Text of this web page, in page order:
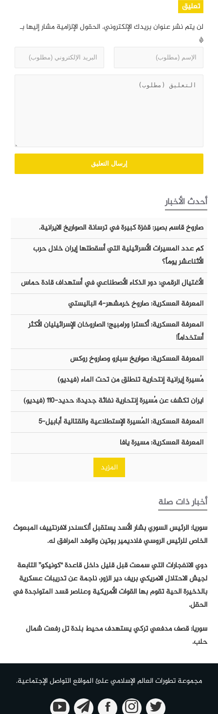
تعليق
لن يتم نشر عنوان بريدك الإلكتروني. الحقول الإلزامية مشار إليها بـ
*
أحدث الأخبار
صاروخ قاسم بصير: قفزة كبيرة في ترسانة الصواريخ الايرانية.
كم عدد المسيرات الأسرائيلية التي أسقطتها إيران خلال حرب
الأثناعشر يوماً؟
الأغتيال الرقمي: دور الذكاء الأصطناعي في أستهداف قادة حماس
المعرفة العسكرية: صاروخ خرمشهر-٤ الباليستي
المعرفة العسكرية: أكسترا ورامبيج؛ الصاروخان الإسرائيليان الأكثر
أستخداماً!
المعرفة العسكرية: صواريخ سبارو وصاروخ روكس
مُسيرة إيرانية إنتحارية تنطلق من تحت الماء (فيديو)
ايران تكشف عن مُسيرة إنتحارية نفاثة جديدة: حديد-١١٠ (فيديو)
المعرفة العسكرية: المُسيرة الإستطلاعية والقتالية أبابيل-٥
المعرفة العسكرية: مسيرة يافا
المزيد
أخبار ذات صلة
سوريا: الرئيس السوري بشار الأسد يستقبل ألكسندر لافرنتييف المبعوث
الخاص للرئيس الروسي فلاديمير بوتين والوفد المرافق له.
دوي الانفجارات التي سمعت قبل قليل داخل قاعدة “كونيكو” التابعة
لجيش الاحتلال الامريكي بريف دير الزور، ناجمة عن تدريبات عسكرية
بالذخيرة الحية تقوم بها القوات الأمريكية وعناصر قسد المتواجدة في
الحقل.
سوريا: قصف مدفعي تركي يستهدف محيط بلدة تل رفعت شمال
حلب.
مجموعة تطورات العالم الإسلامي علئ المواقع التواصل الإجتماعية.